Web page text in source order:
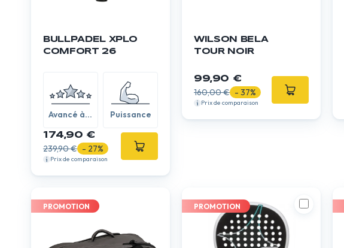
BULLPADEL XPLO
COMFORT 26
Avancé à
Puissance
174,90 €
239,90 € - 27%
Prix de comparaison
WILSON BELA
TOUR NOIR
99,90 €
160,00 € - 37%
Prix de comparaison
PROMOTION PROMOTION